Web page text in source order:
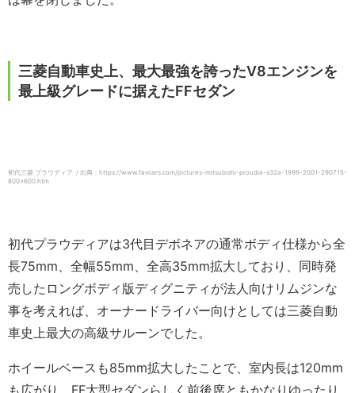
三菱自動車史上、最大最強を誇ったV8エンジンを
最上級グレードに据えたFFセダン
初代三菱 プラウディア / 出典：https://www.favcars.com/pictures-mitsubishi-proudia-s32a-1999-2001-290715-
800×600.htm
初代プラウディアは3代目デボネアの通常ボディ仕様から全
長75mm、全幅55mm、全高35mm拡大しており、同時発
売したロングボディ版ディグニティが法人向けリムジンな
事を考えれば、オーナードライバー向けとしては三菱自動
車史上最大の高級サルーンでした。
ホイールベースも85mm拡大したことで、室内長は120mm